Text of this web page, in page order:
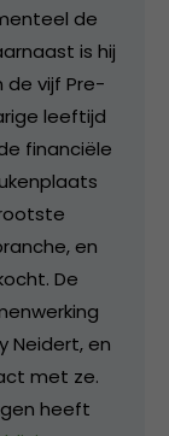
de
is hij
de vijf Pre-
leeftijd
financiële
en
De
Neidert, en
met ze.
heeft